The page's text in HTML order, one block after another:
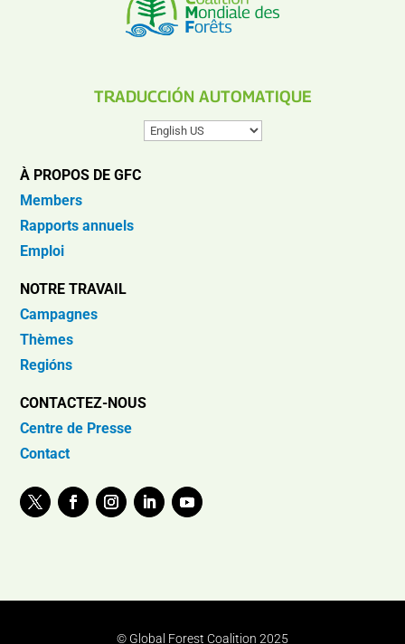
TRADUCCIÓN AUTOMATIQUE
À PROPOS DE GFC
Members
Rapports annuels
Emploi
NOTRE TRAVAIL
Campagnes
Thèmes
Regións
CONTACTEZ-NOUS
Centre de Presse
Contact
© Global Forest Coalition 2025